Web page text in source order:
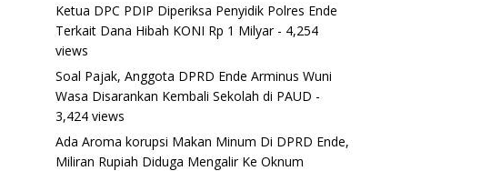
Ketua DPC PDIP Diperiksa Penyidik Polres Ende
Terkait Dana Hibah KONI Rp 1 Milyar- 4,254
views
Soal Pajak, Anggota DPRD Ende Arminus Wuni
Wasa Disarankan Kembali Sekolah di PAUD -
3,424 views
Ada Aroma korupsi Makan Minum Di DPRD Ende,
Miliran Rupiah Diduga Mengalir Ke Oknum